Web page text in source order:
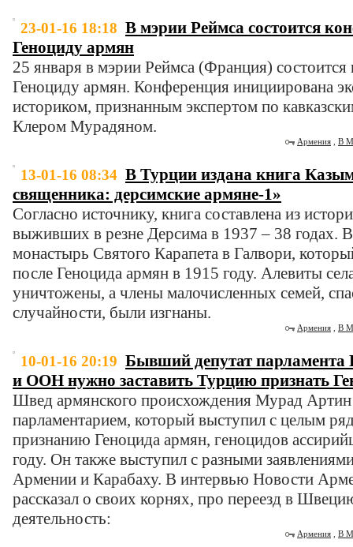
23-01-16 18:18 В мэрии Реймса состоится
Геноциду армян
25 января в мэрии Реймса (Франция)
Геноциду армян. Конференция инициирована
историком, признанным экспертом по
Клером Мурадяном.
Армения В
13-01-16 08:34 В Турции издана книга
священника: дерсимские армяне-1»
Согласно источнику, книга составлена из
выживших в резне Дерсима в 1937 – 38 годах.
монастырь Святого Карапета в Галвори,
после Геноцида армян в 1915 году. Алевиты
уничтожены, а члены малочисленных семей,
случайности, были изгнаны.
Армения В
10-01-16 20:19 Бывший депутат
и ООН нужно заставить Турцию признать
Швед армянского происхождения Мурад
парламентарием, который выступил с целым
признанию Геноцида армян, геноцидов
году. Он также выступил с разными
Армении и Карабаху. В интервью Новости
рассказал о своих корнях, про переезд в
деятельность:
Армения В